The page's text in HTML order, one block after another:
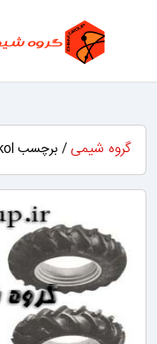
گروه شیمی / برچسب Tiokol